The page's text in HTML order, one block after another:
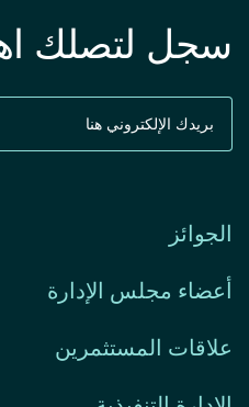
سجل لتصلك
الجوائز
أعضاء مجلس الإدارة
علاقات المستثمرين